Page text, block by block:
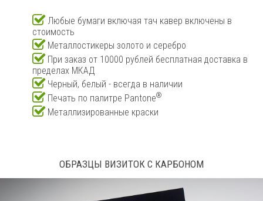
Любые бумаги включая тач кавер включены в
стоимость
Металлостикеры золото и серебро
При заказ от 10000 рублей бесплатная доставка в
пределах МКАД
Черный, белый - всегда в наличии
Печать по палитре Pantone®
Металлизированные краски
ОБРАЗЦЫ ВИЗИТОК С КАРБОНОМ